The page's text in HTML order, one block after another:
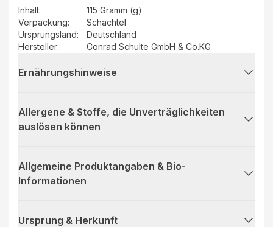
Inhalt:
115 Gramm (g)
Verpackung:
Schachtel
Ursprungsland:
Deutschland
Hersteller: Conrad Schulte GmbH & Co.KG
Ernährungshinweise
Allergene & Stoffe, die Unverträglichkeiten
auslösen können
Allgemeine Produktangaben & Bio-
Informationen
Ursprung & Herkunft